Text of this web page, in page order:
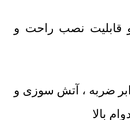
قابلیت نصب راحت و
ضربه ، آتش سوزی و
بالا